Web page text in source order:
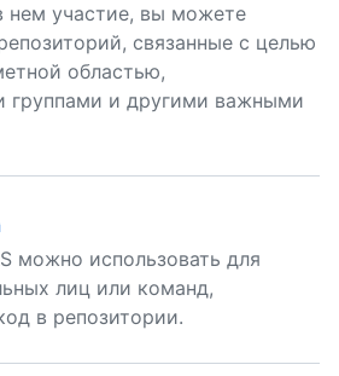
нем участие, вы можете
связанные с целью
областью,
группами и другими важными
можно использовать для
лиц или команд,
в репозитории.